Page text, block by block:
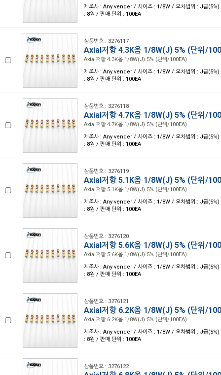
제조사 : Any vender / 사이즈 : 1/8W / 오차범위 : J급(5%)
: 8원 / 판매 단위 : 100EA
상품번호 : 3276117
Axial저항 4.3K옴 1/8W(J) 5% (단위/
Axial저항 4.3K옴 1/8W(J) 5% (단위/100EA)
제조사 : Any vender / 사이즈 : 1/8W / 오차범위 : J급(5%)
: 8원 / 판매 단위 : 100EA
상품번호 : 3276118
Axial저항 4.7K옴 1/8W(J) 5% (단위/
Axial저항 4.7K옴 1/8W(J) 5% (단위/100EA)
제조사 : Any vender / 사이즈 : 1/8W / 오차범위 : J급(5%)
: 8원 / 판매 단위 : 100EA
상품번호 : 3276119
Axial저항 5.1K옴 1/8W(J) 5% (단위/
Axial저항 5.1K옴 1/8W(J) 5% (단위/100EA)
제조사 : Any vender / 사이즈 : 1/8W / 오차범위 : J급(5%)
: 8원 / 판매 단위 : 100EA
상품번호 : 3276120
Axial저항 5.6K옴 1/8W(J) 5% (단위/
Axial저항 5.6K옴 1/8W(J) 5% (단위/100EA)
제조사 : Any vender / 사이즈 : 1/8W / 오차범위 : J급(5%)
: 8원 / 판매 단위 : 100EA
상품번호 : 3276121
Axial저항 6.2K옴 1/8W(J) 5% (단위/
Axial저항 6.2K옴 1/8W(J) 5% (단위/100EA)
제조사 : Any vender / 사이즈 : 1/8W / 오차범위 : J급(5%)
: 8원 / 판매 단위 : 100EA
상품번호 : 3276122